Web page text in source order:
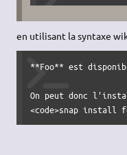
en utilisant la syntaxe
**Foo** est
On peut donc
<code>snap install